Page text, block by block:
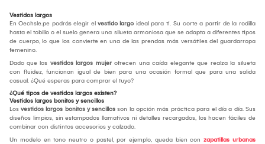
Vestidos largos
En Oechsle.pe podrás elegir el vestido largo ideal para ti. Su corte a partir de la rodilla
hasta el tobillo o el suelo genera una silueta armoniosa que se adapta a diferentes tipos
de cuerpo, lo que los convierte en una de las prendas más versátiles del guardarropa
femenino.
Dado que los vestidos largos mujer ofrecen una caída elegante que realza la silueta
con fluidez, funcionan igual de bien para una ocasión formal que para una salida
casual. ¿Qué esperas para comprar el tuyo?
¿Qué tipos de vestidos largos existen?
Vestidos largos bonitos y sencillos
Los vestidos largos bonitos y sencillos son la opción más práctica para el día a día. Sus
diseños limpios, sin estampados llamativos ni detalles recargados, los hacen fáciles de
combinar con distintos accesorios y calzado.
Un modelo en tono neutro o pastel, por ejemplo, queda bien con zapatillas urbanas